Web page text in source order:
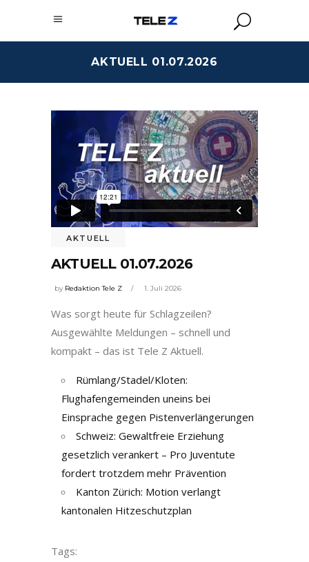
AKTUELL 01.07.2026
AKTUELL
AKTUELL 01.07.2026
by Redaktion Tele Z 1. Juli 2026
Was sorgt heute für Schlagzeilen?
Ausgewählte Meldungen – schnell und
kompakt – das ist Tele Z Aktuell.
Rümlang/Stadel/Kloten:
Flughafengemeinden uneins bei
Einsprache gegen Pistenverlängerungen
Schweiz: Gewaltfreie Erziehung
gesetzlich verankert – Pro Juventute
fordert trotzdem mehr Prävention
Kanton Zürich: Motion verlangt
kantonalen Hitzeschutzplan
Tags: